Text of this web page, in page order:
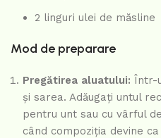
2 linguri ulei de măsline
Mod de preparare
Pregătirea aluatului: Într-
și sarea. Adăugați untul
pentru unt sau cu vârful
când compoziția devine